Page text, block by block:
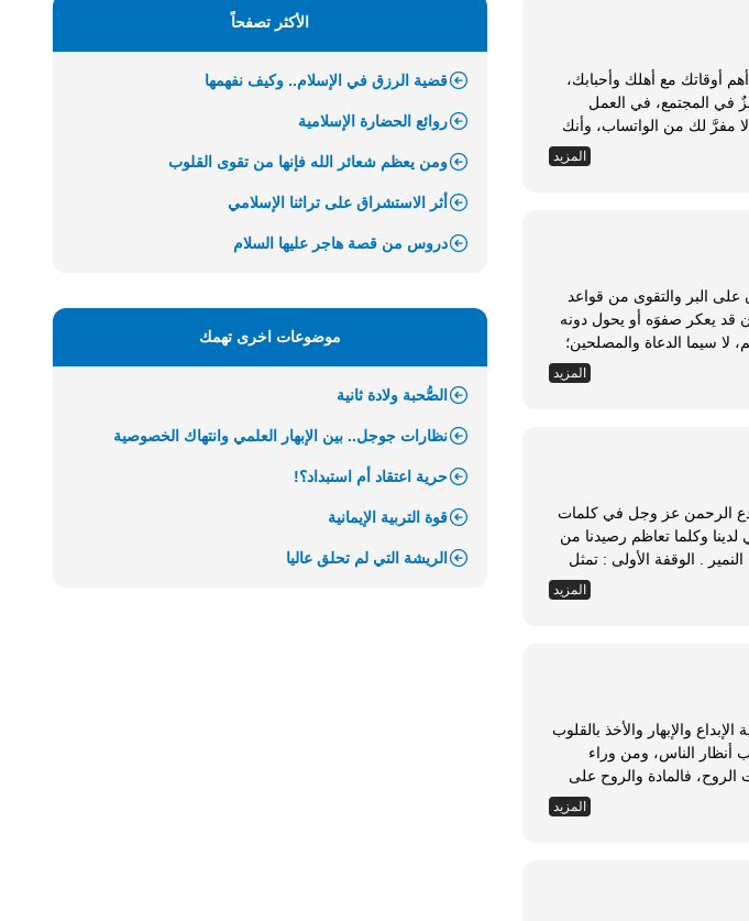
أوقاتك مع أهلك وأحبابك،
ويتدخَّل في أوقات نشاطاتك الاجتماعية والعلمية . أنت رمزٌ في المجتمع، في العمل
مفرَّ لك من الواتساب، وأنك
المزيد
صلى الله عليه وسلم، وبعد: إذا كان التعاون على البر والتقوى من قواعد
قد يعكر صفوَه أو يحول دونه
لا سيما الدعاة والمصلحين؛
المزيد
الرحمن عز وجل في كلمات
لدينا وكلما تعاظم رصيدنا من
التجارب . وسأقف مع القارئ الكريم وقفات عدة في إشراقة هذه الآية نغرف من معينها النمير . الوقفة الأولى : تمثل
المزيد
والإبهار والأخذ بالقلوب
أنظار الناس، ومن وراء
أتعبت الروح، فالمادة والروح على
المزيد
الأكثر تصفحاً
قضية الرزق في الإسلام.. وكيف نفهمها
روائع الحضارة الإسلامية
ومن يعظم شعائر الله فإنها من تقوى القلوب
أثر الاستشراق على تراثنا الإسلامي
دروس من قصة هاجر عليها السلام
موضوعات اخرى تهمك
الصُّحبة ولادة ثانية
نظارات جوجل.. بين الإبهار العلمي وانتهاك الخصوصية
حرية اعتقاد أم استبداد؟!
قوة التربية الإيمانية
الريشة التي لم تحلق عاليا